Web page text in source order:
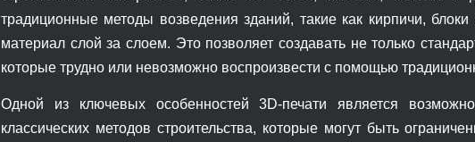
традиционные методы возведения зданий, такие как кирпичи,
материал слой за слоем. Это позволяет создавать не только
которые трудно или невозможно воспроизвести с помощью
Одной из ключевых особенностей 3D-печати является
классических методов строительства, которые могут быть